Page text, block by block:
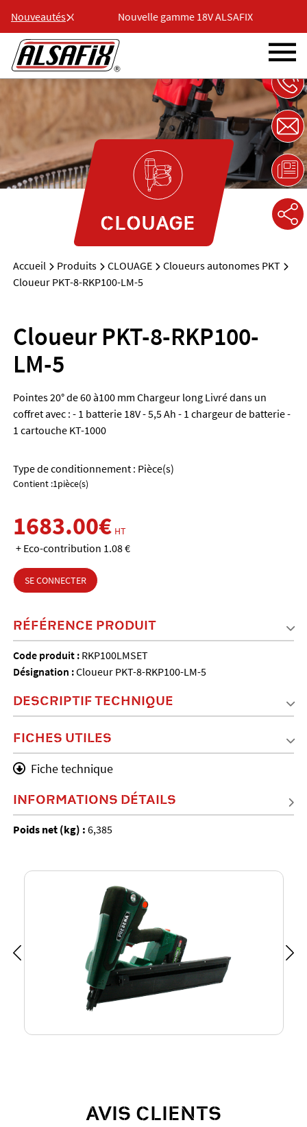
Nouveautés
18V ALSAFIX Nouvelle gamme 18V ALSAFIX
CLOUAGE
Accueil Produits CLOUAGE
Cloueurs autonomes PKT
Cloueur PKT-8-RKP100-LM-5
Cloueur PKT-8-RKP100-
LM-5
Pointes 20° de 60 à100 mm Chargeur long Livré dans un
coffret avec : - 1 batterie 18V - 5,5 Ah - 1 chargeur de batterie -
1 cartouche KT-1000
Type de conditionnement : Pièce(s)
Contient :1pièce(s)
1683.00€ HT
+ Eco-contribution 1.08 €
SE CONNECTER
RÉFÉRENCE PRODUIT
Code produit : RKP100LMSET
Désignation :Cloueur PKT-8-RKP100-LM-5
DESCRIPTIF TECHNIQUE
FICHES UTILES
Fiche technique
INFORMATIONS DÉTAILS
Poids net (kg) : 6,385
AVIS CLIENTS